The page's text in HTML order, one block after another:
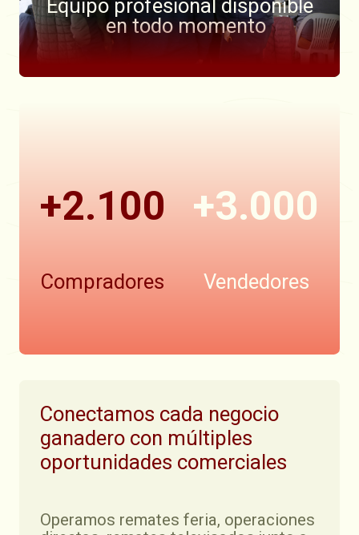
Equipo profesional disponible
en todo momento
+2.100
Compradores
+3.000
Vendedores
Conectamos cada negocio
ganadero con múltiples
oportunidades comerciales
Operamos remates feria, operaciones